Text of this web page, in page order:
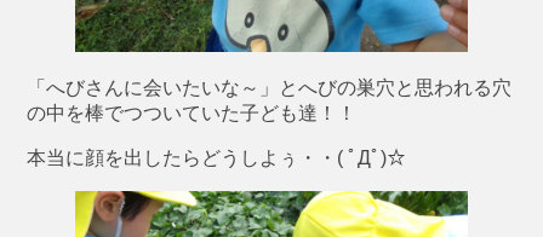
「へびさんに会いたいな～」とへびの巣穴と思われる穴
の中を棒でつついていた子ども達！！
本当に顔を出したらどうしよぅ・・( ﾟДﾟ)☆